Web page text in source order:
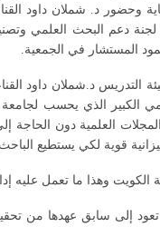
وحضور د. شملان داود
دعم البحث العلمي
المستشار في الجمعية.
التدريس د.شملان داود
الكبير الذي يحسب
العلمية دون الحاجة
قوية لكي يستطيع
الكويت وهذا ما تعمل عليه
إلى سابق عهدها من تحقيق